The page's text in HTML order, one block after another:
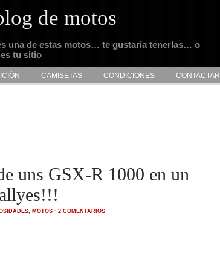
de motos
una de estas motos… te gustaria tenerlas… o
tu sitio
CAMISETAS CONDICIONES CONTACTAR
uns GSX-R 1000 en un
, MOTOS · 2 COMENTARIOS